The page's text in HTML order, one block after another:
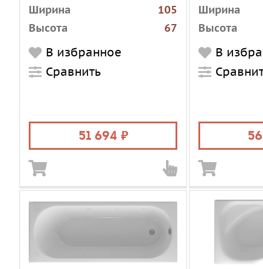
Ширина
105
Высота
67
Установка
Форма
асимметричная
В избранное
Сравнить
51 694
Ширина
Высота
Установка
Форма
Материал
Объем, л
В